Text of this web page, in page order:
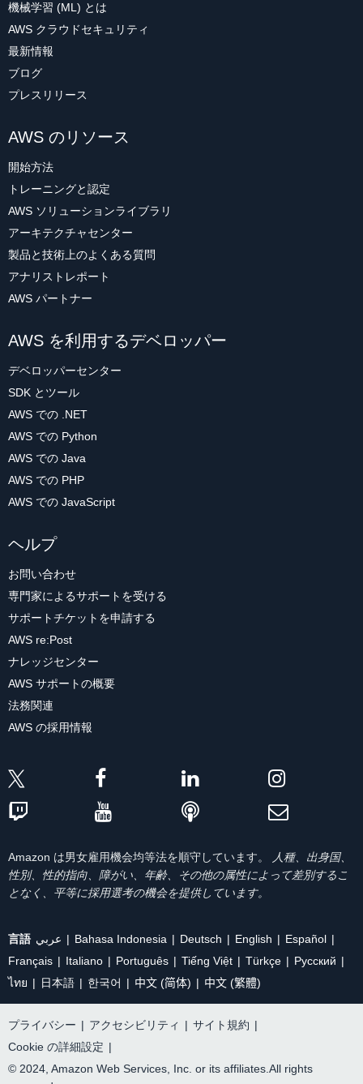
機械学習 (ML) とは
AWS クラウドセキュリティ
最新情報
ブログ
プレスリリース
AWS のリソース
開始方法
トレーニングと認定
AWS ソリューションライブラリ
アーキテクチャセンター
製品と技術上のよくある質問
アナリストレポート
AWS パートナー
AWS を利用するデベロッパー
デベロッパーセンター
SDK とツール
AWS での .NET
AWS での Python
AWS での Java
AWS での PHP
AWS での JavaScript
ヘルプ
お問い合わせ
専門家によるサポートを受ける
サポートチケットを申請する
AWS re:Post
ナレッジセンター
AWS サポートの概要
法務関連
AWS の採用情報
Amazon は男女雇用機会均等法を順守しています。
人種、出身国、
性別、性的指向、障がい、年齢、その他の属性によって差別するこ
となく、平等に採用選考の機会を提供しています。
言語 عربي Bahasa Indonesia Deutsch English
Español
Français
Italiano Português Tiếng Việt Türkçe
Ρусский
ไทย
日本語 한국어 中文 (简体) 中文 (繁體)
プライバシー | アクセシビリティ | サイト規約 |
Cookie の詳細設定 |
© 2024, Amazon Web Services, Inc. or its affiliates.All rights